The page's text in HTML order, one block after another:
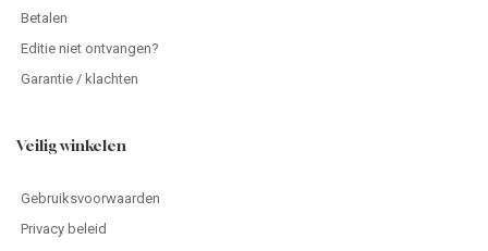
Betalen
Editie niet ontvangen?
Garantie / klachten
Veilig winkelen
Gebruiksvoorwaarden
Privacy beleid